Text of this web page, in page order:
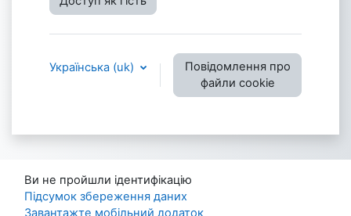
Українська ‎(uk)‎
Повідомлення про
файли cookie
Ви не пройшли ідентифікацію
Підсумок збереження даних
Завантажте мобільний додаток